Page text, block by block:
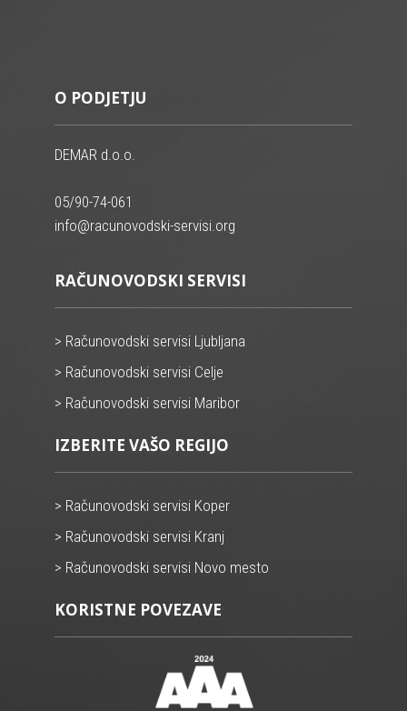
O PODJETJU
DEMAR d.o.o.
05/90-74-061
info@racunovodski-servisi.org
RAČUNOVODSKI SERVISI
> Računovodski servisi Ljubljana
> Računovodski servisi Celje
> Računovodski servisi Maribor
IZBERITE VAŠO REGIJO
> Računovodski servisi Koper
> Računovodski servisi Kranj
> Računovodski servisi Novo mesto
KORISTNE POVEZAVE